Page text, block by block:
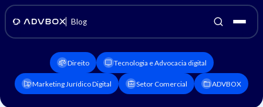
Blog
Direito Tecnologia e Advocacia digital
Marketing Jurídico Digital Setor Comercial ADVBOX